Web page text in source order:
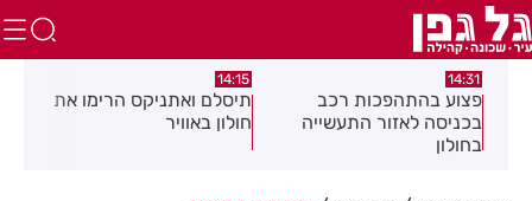
14:31
פצוע בהתהפכות רכב
בכניסה לאזור התעשייה
בחולון
14:15
תיסלם ואתניקס הרימו את
חולון באוויר